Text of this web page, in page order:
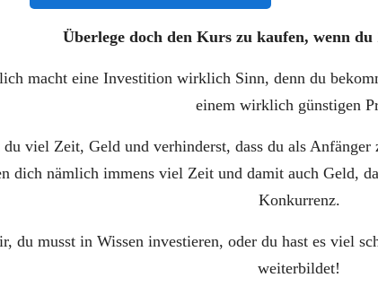
Überlege doch den Kurs zu kaufen, wenn
macht eine Investition wirklich Sinn, denn du
einem wirklich günstigen
du viel Zeit, Geld und verhinderst, dass du als
dich nämlich immens viel Zeit und damit auch Geld,
Konkurrenz.
du musst in Wissen investieren, oder du hast es viel
weiterbildet!